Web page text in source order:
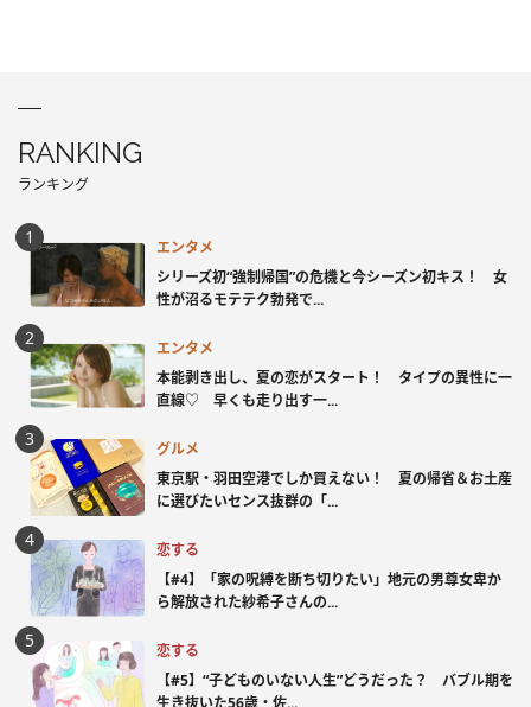
RANKING
ランキング
エンタメ
シリーズ初“強制帰国”の危機と今シーズン初キス！ 女
性が沼るモテテク勃発で...
エンタメ
本能剥き出し、夏の恋がスタート！ タイプの異性に一
直線♡ 早くも走り出す一...
グルメ
東京駅・羽田空港でしか買えない！ 夏の帰省＆お土産
に選びたいセンス抜群の「...
恋する
【#4】「家の呪縛を断ち切りたい」地元の男尊女卑か
ら解放された紗希子さんの...
恋する
【#5】“子どものいない人生”どうだった？ バブル期を
生き抜いた56歳・佐...